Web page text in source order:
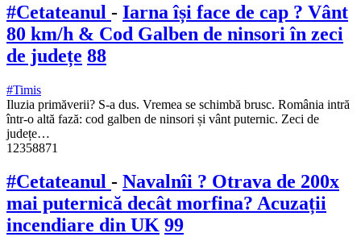
#Cetateanul - Iarna își face de cap ? Vânt
80 km/h & Cod Galben de ninsori în zeci
de județe 88
#Timis
Iluzia primăverii? S-a dus. Vremea se schimbă brusc. România intră
într-o altă fază: cod galben de ninsori și vânt puternic. Zeci de
județe…
12358871
#Cetateanul - Navalnîi ? Otrava de 200x
mai puternică decât morfina? Acuzații
incendiare din UK 99